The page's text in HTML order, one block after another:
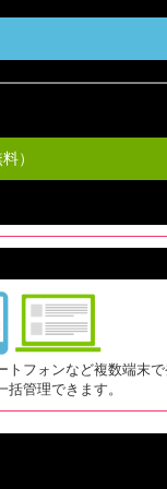
）
トフォンなど複数端末
括管理できます。